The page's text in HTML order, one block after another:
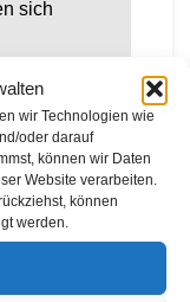
wir Technologien wie
oder darauf
können wir Daten
Website verarbeiten.
können
werden.
sich
Spitze der
für
oder
ist